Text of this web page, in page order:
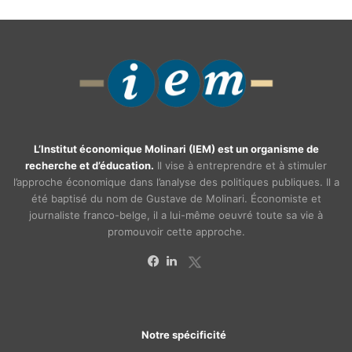
L’Institut économique Molinari (IEM) est un organisme de
recherche et d’éducation. Il vise à entreprendre et à stimuler
l’approche économique dans l’analyse des politiques publiques. Il a
été baptisé du nom de Gustave de Molinari. Économiste et
journaliste franco-belge, il a lui-même oeuvré toute sa vie à
promouvoir cette approche.
Notre spécificité